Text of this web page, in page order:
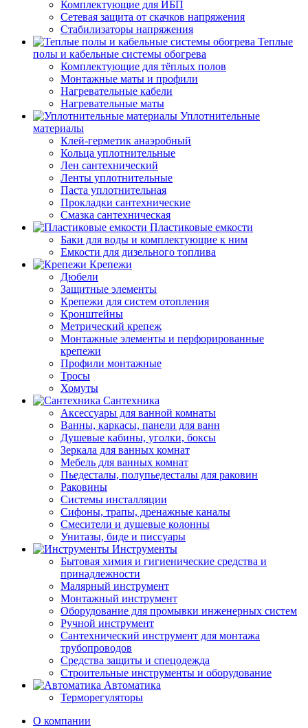
Комплектующие для ИБП
Сетевая защита от скачков напряжения
Стабилизаторы напряжения
Теплые
полы и кабельные системы обогрева
Комплектующие для тёплых полов
Монтажные маты и профили
Нагревательные кабели
Нагревательные маты
Уплотнительные
материалы
Клей-герметик анаэробный
Кольца уплотнительные
Лен сантехнический
Ленты уплотнительные
Паста уплотнительная
Прокладки сантехнические
Смазка сантехническая
Пластиковые емкости
Баки для воды и комплектующие к ним
Емкости для дизельного топлива
Крепежи
Дюбели
Защитные элементы
Крепежи для систем отопления
Кронштейны
Метрический крепеж
Монтажные элементы и перфорированные
крепежи
Профили монтажные
Тросы
Хомуты
Сантехника
Аксессуары для ванной комнаты
Ванны, каркасы, панели для ванн
Душевые кабины, уголки, боксы
Зеркала для ванных комнат
Мебель для ванных комнат
Пьедесталы, полупьедесталы для раковин
Раковины
Системы инсталляции
Сифоны, трапы, дренажные каналы
Смесители и душевые колонны
Унитазы, биде и писсуары
Инструменты
Бытовая химия и гигиенические средства и
принадлежности
Малярный инструмент
Монтажный инструмент
Оборудование для промывки инженерных систем
Ручной инструмент
Сантехнический инструмент для монтажа
трубопроводов
Средства защиты и спецодежда
Строительные инструменты и оборудование
Автоматика
Терморегуляторы
О компании